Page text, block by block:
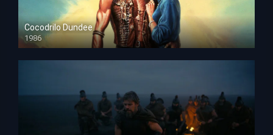
Cocodrilo Dundee
1986
HD 1080p